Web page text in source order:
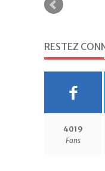
RESTEZ
4019
Fans